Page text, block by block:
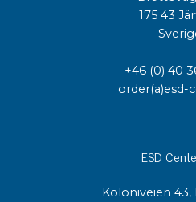
175 43
+46 (0) 40
order(a)esd-
ESD
Koloniveien